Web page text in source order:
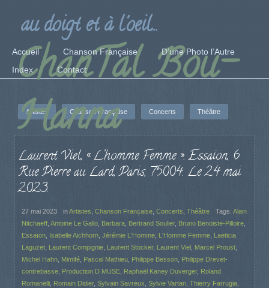
ChanTal Bou-
Hanna
au doigt et à l'oeil...
Accueil Chanson Française
D’une Photo l’Autre
Index
Contact
Artistes Chanson Française Concerts Théâtre
Laurent Viel, « L’homme Femme ». Essaïon, 6
Rue Pierre au Lard, Paris, 75004. Le 24 mai
2023.
27 mai 2023 inArtistes Chanson Française Concerts Théâtre Tags: Alain
Nitchaeff Antoine Le Gallo Barbara Bertrand Soulier, Bruno Benoiste-Pilloire
Essaïon Isabelle Aichhorn Jérémie L'Homme L'Homme Femme Laeticia
Laguzet Laurent Compignie Laurent Stocker, Laurent Viel Marcel Proust
Michel Hahn Mimifé Pascal Mathieu Philippe Besson Philippe Drevet-
contrebasse Production D MUSE Raphaël Kaney Duverger, Roland
Romanelli Romain Didier, Sylvain Savreux Sylvie Vartan Thierry Farrugia